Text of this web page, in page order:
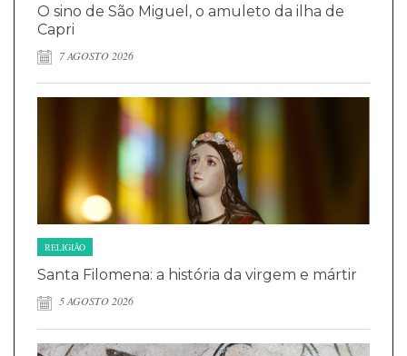
O sino de São Miguel, o amuleto da ilha de
Capri
7 AGOSTO 2026
RELIGIÃO
Santa Filomena: a história da virgem e mártir
5 AGOSTO 2026